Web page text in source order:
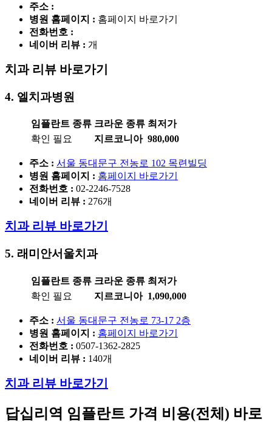
주소 :
병원 홈페이지 : 홈페이지 바로가기
전화번호 :
네이버 리뷰 : 개
치과 리뷰 바로가기
4. 엘치과병원
임플란트 종류 크라운 종류 최저가
확인 필요
지르코니아 980,000
주소 : 서울 동대문구 전농로 102 목련빌딩
병원 홈페이지 : 홈페이지 바로가기
전화번호 : 02-2246-7528
네이버 리뷰 : 276개
치과 리뷰 바로가기
5. 래미안서울치과
임플란트 종류 크라운 종류 최저가
확인 필요
지르코니아 1,090,000
주소 : 서울 동대문구 전농로 73-17 2층
병원 홈페이지 : 홈페이지 바로가기
전화번호 : 0507-1362-2825
네이버 리뷰 : 140개
치과 리뷰 바로가기
답십리역 임플란트 가격 비용(전체) 바로